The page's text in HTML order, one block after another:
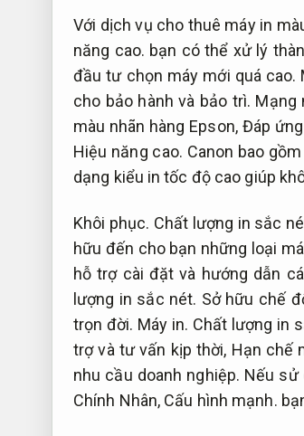
Với dịch vụ cho thuê máy in
năng cao. bạn có thể xử lý
đầu tư chọn máy mới quá cao.
cho bảo hành và bảo trì. Mạng
màu nhãn hàng Epson, Đáp
Hiệu năng cao. Canon bao
dạng kiểu in tốc độ cao giúp
Khôi phục. Chất lượng in sắc
hữu đến cho bạn những loại
hỗ trợ cài đặt và hướng dẫn
lượng in sắc nét. Sở hữu chế
trọn đời. Máy in. Chất lượng in
trợ và tư vấn kịp thời, Hạn chế
nhu cầu doanh nghiệp. Nếu sử
Chính Nhân, Cấu hình mạnh.